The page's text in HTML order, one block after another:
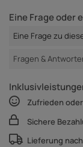
Eine Frage oder
Eine Frage zu
Fragen &
Zufrieden
Sichere
Lieferung